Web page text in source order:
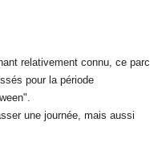
relativement connu, ce parc
pour la période
une journée, mais aussi